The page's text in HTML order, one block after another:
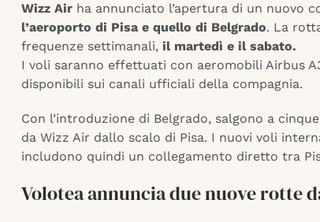
Wizz Air ha annunciato l’apertura di un nuovo
l’aeroporto di Pisa e quello di Belgrado. La
frequenze settimanali, il martedì e il sabato.
I voli saranno effettuati con aeromobili Airbus
disponibili sui canali ufficiali della compagnia.
Con l’introduzione di Belgrado, salgono a
da Wizz Air dallo scalo di Pisa. I nuovi voli
includono quindi un collegamento diretto tra
Volotea annuncia due nuove rotte